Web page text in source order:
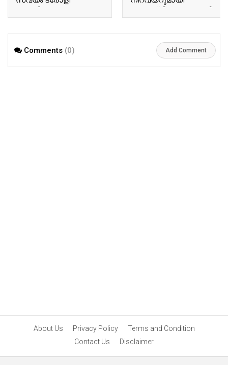
ബേസിലും
ടോവിനോയും!
Viral Photo
അനുശ്രീ! വൈറലായി
അനുശ്രീയുടെ പുതിയ
Ausree Viral Photo
Comments (0) Add Comment
About Us Privacy Policy
Terms and Condition
Contact Us
Disclaimer